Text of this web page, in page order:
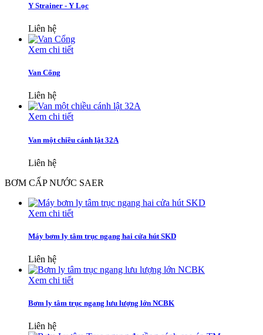
Y Strainer - Y Lọc
Liên hệ
Xem chi tiết
Van Cổng
Liên hệ
Xem chi tiết
Van một chiều cánh lật 32A
Liên hệ
BƠM CẤP NƯỚC SAER
Xem chi tiết
Máy bơm ly tâm trục ngang hai cửa hút SKD
Liên hệ
Xem chi tiết
Bơm ly tâm trục ngang lưu lượng lớn NCBK
Liên hệ